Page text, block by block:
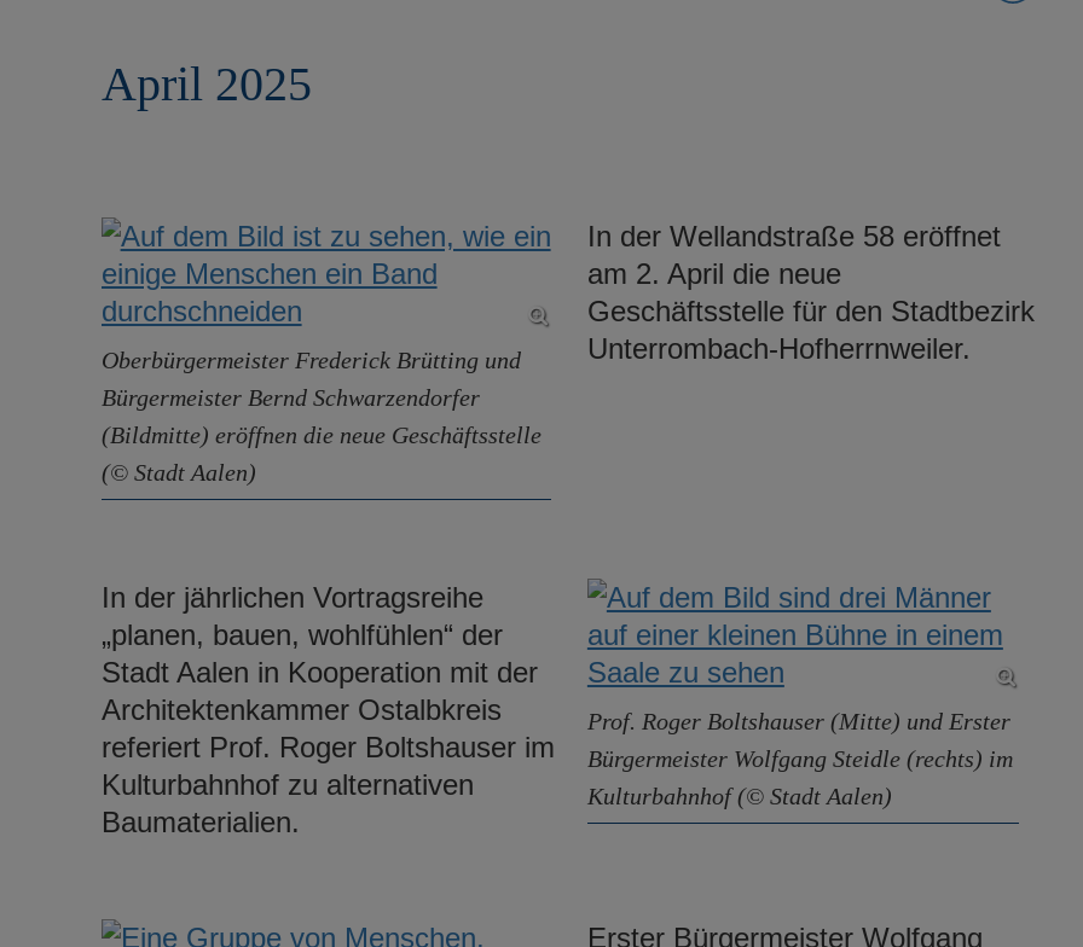
April 2025
Oberbürgermeister Frederick Brütting und
Bürgermeister Bernd Schwarzendorfer
(Bildmitte) eröffnen die neue Geschäftsstelle
(© Stadt Aalen)
In der Wellandstraße 58 eröffnet
am 2. April die neue
Geschäftsstelle für den Stadtbezirk
Unterrombach-Hofherrnweiler.
Prof. Roger Boltshauser (Mitte) und Erster
Bürgermeister Wolfgang Steidle (rechts) im
Kulturbahnhof (© Stadt Aalen)
In der jährlichen Vortragsreihe
„planen, bauen, wohlfühlen“ der
Stadt Aalen in Kooperation mit der
Architektenkammer Ostalbkreis
referiert Prof. Roger Boltshauser im
Kulturbahnhof zu alternativen
Baumaterialien.
Erster Bürgermeister Wolfgang